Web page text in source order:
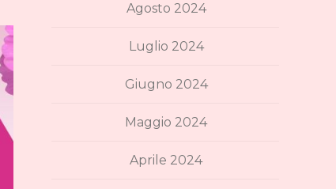
Agosto 2024
Luglio 2024
Giugno 2024
Maggio 2024
Aprile 2024